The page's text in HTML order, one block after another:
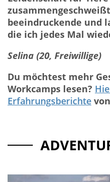
beeindruckende und
die ich jedes Mal
Selina (20, Freiwillige)
Du möchtest mehr
Workcamps lesen?
Erfahrungsberichte